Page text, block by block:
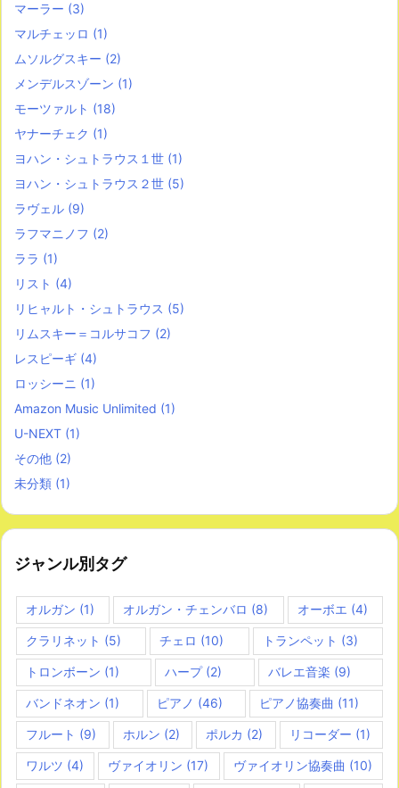
マーラー (3)
マルチェッロ (1)
ムソルグスキー (2)
メンデルスゾーン (1)
モーツァルト (18)
ヤナーチェク (1)
ヨハン・シュトラウス１世 (1)
ヨハン・シュトラウス２世 (5)
ラヴェル (9)
ラフマニノフ (2)
ララ (1)
リスト (4)
リヒャルト・シュトラウス (5)
リムスキー＝コルサコフ (2)
レスピーギ (4)
ロッシーニ (1)
Amazon Music Unlimited (1)
U-NEXT (1)
その他 (2)
未分類 (1)
ジャンル別タグ
オルガン (1) オルガン・チェンバロ (8) オーボエ (4)
クラリネット (5) チェロ (10) トランペット (3)
トロンボーン (1) ハープ(2) バレエ音楽 (9)
バンドネオン (1) ピアノ (46) ピアノ協奏曲 (11)
フルート (9) ホルン (2) ポルカ (2) リコーダー (1)
ワルツ (4) ヴァイオリン (17) ヴァイオリン協奏曲 (10)